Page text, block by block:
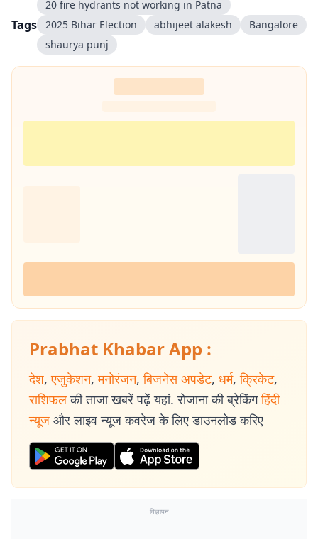
Tags
20 fire hydrants not working in Patna
2025 Bihar Election
abhijeet alakesh
Bangalore
shaurya punj
Prabhat Khabar App :
देश, एजुकेशन, मनोरंजन, बिजनेस अपडेट, धर्म, क्रिकेट,
राशिफल की ताजा खबरें पढ़ें यहां. रोजाना की ब्रेकिंग हिंदी
न्यूज और लाइव न्यूज कवरेज के लिए डाउनलोड करिए
विज्ञापन